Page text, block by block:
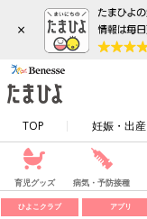
×
TOP 妊娠・出産
育児グッズ 病気・予防接種
ひよこクラブ アプリ